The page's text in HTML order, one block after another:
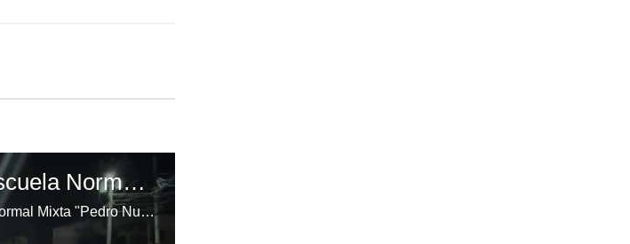
Llegan las maletas electorales a la Escuela Normal Mixta "Pedro Nufio"
Finalmente, las maletas electorales llegaron a la Escuela Normal Mixta "Pedro Nufio", permitiendo que el proceso electoral comience con normalidad después de varias horas de retraso.